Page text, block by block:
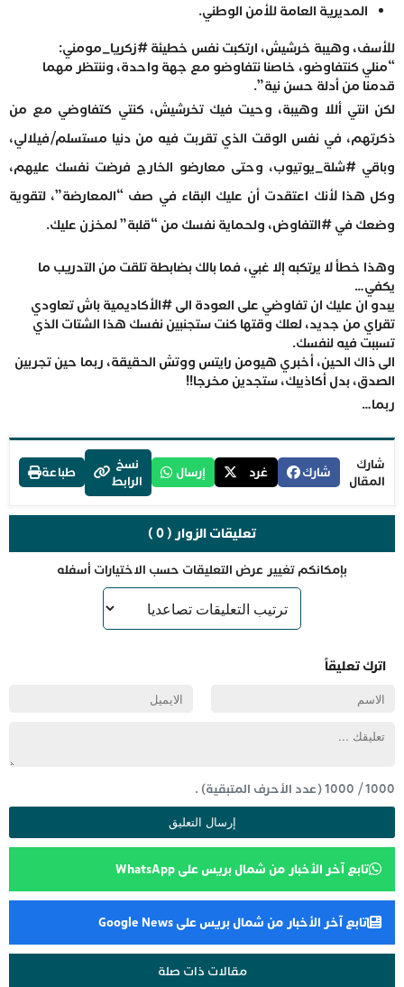
المديرية العامة للأمن الوطني.
للأسف، وهيبة خرشيش، ارتكبت نفس خطيئة #زكريا_مومني:
“منلي كنتفاوضو، خاصنا نتفاوضو مع جهة واحدة، وننتظر مهما
قدمنا من أدلة حسن نية”.
لكن انتي أللا وهيبة، وحيت فيك تخرشيش، كنتي كتفاوضي مع من
ذكرتهم، في نفس الوقت الذي تقربت فيه من دنيا مستسلم/فيلالي،
وباقي #شلة_يوتيوب، وحتى معارضو الخارج فرضت نفسك عليهم،
وكل هذا لأنك اعتقدت أن عليك البقاء في صف “المعارضة”، لتقوية
وضعك في #التفاوض، ولحماية نفسك من “قلبة” لمخزن عليك.
وهذا خطأ لا يرتكبه إلا غبي، فما بالك بضابطة تلقت من التدريب ما
يكفي…
يبدو ان عليك ان تفاوضي على العودة الى #الأكاديمية باش تعاودي
تقراي من جديد، لعلك وقتها كنت ستجنبين نفسك هذا الشتات الذي
تسببت فيه لنفسك.
الى ذاك الحين، أخبري هيومن رايتس ووتش الحقيقة، ربما حين تجربين
الصدق، بدل أكاذيبك، ستجدين مخرجا!!
ربما…
شارك
المقال
شارك غرد إرسال
نسخ
الرابط
طباعة
تعليقات الزوار ( 0 )
بإمكانكم تغيير عرض التعليقات حسب الاختيارات أسفله
اترك تعليقاً
1000
/
1000(عدد الأحرف المتبقية) .
تابع آخر الأخبار من شمال بريس على WhatsApp
تابع آخر الأخبار من شمال بريس على Google News
مقالات ذات صلة